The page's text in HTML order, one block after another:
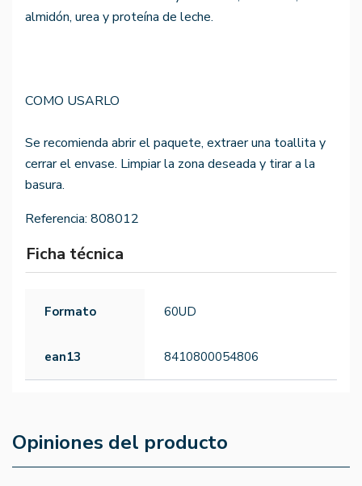
almidón, urea y proteína de leche.
COMO USARLO
Se recomienda abrir el paquete, extraer una toallita y
cerrar el envase. Limpiar la zona deseada y tirar a la
basura.
Referencia: 808012
Ficha técnica
Formato 60UD
ean13 8410800054806
Opiniones del producto